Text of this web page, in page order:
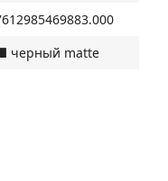
черный matte